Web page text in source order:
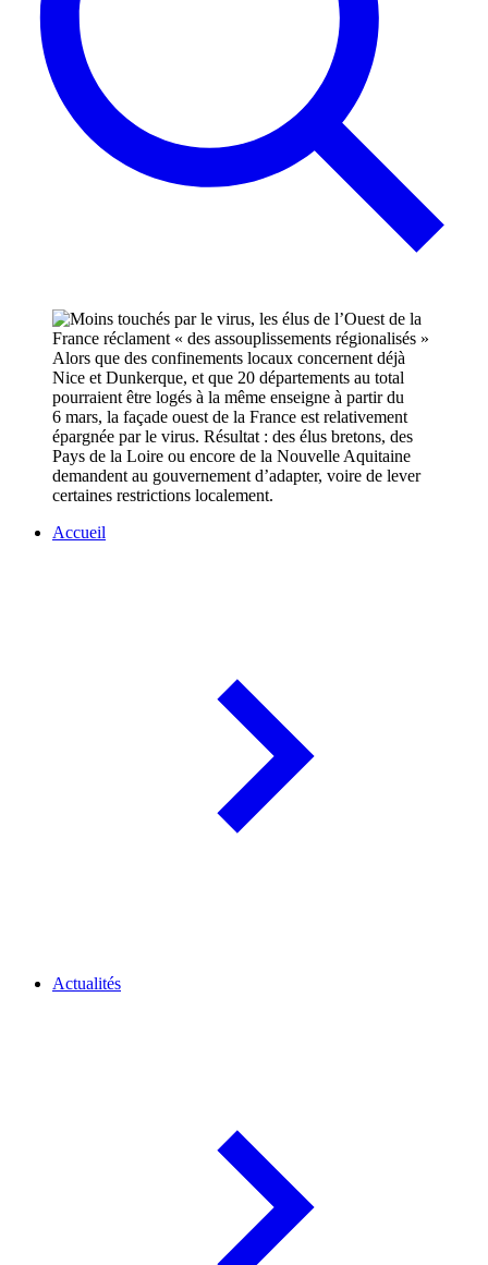
Alors que des confinements locaux concernent déjà
Nice et Dunkerque, et que 20 départements au total
pourraient être logés à la même enseigne à partir du
6 mars, la façade ouest de la France est relativement
épargnée par le virus. Résultat : des élus bretons, des
Pays de la Loire ou encore de la Nouvelle Aquitaine
demandent au gouvernement d’adapter, voire de lever
certaines restrictions localement.
Accueil
Actualités